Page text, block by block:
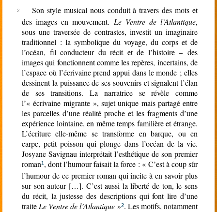
Son style musical nous conduit à travers des mots et
des images en mouvement. Le Ventre de l’Atlantique,
sous une traversée de contrastes, investit un imaginaire
traditionnel : la symbolique du voyage, du corps et de
l’océan, fil conducteur du récit et de l’histoire – des
images qui fonctionnent comme les repères, incertains, de
l’espace où l’écrivaine prend appui dans le monde ; elles
dessinent la puissance de ses souvenirs et signalent l’élan
de ses transitions. La narratrice se révèle comme
l’« écrivaine migrante », sujet unique mais partagé entre
les parcelles d’une réalité proche et les fragments d’une
expérience lointaine, en même temps familière et étrange.
L’écriture elle-même se transforme en barque, ou en
carpe, petit poisson qui plonge dans l’océan de la vie.
Josyane Savignau interprétait l’esthétique de son premier
roman1, dont l’humour faisait la force : « C’est à coup sûr
l’humour de ce premier roman qui incite à en savoir plus
sur son auteur […]. C’est aussi la liberté de ton, le sens
du récit, la justesse des descriptions qui font lire d’une
traiteLe Ventre de l’Atlantique »2. Les motifs, notamment